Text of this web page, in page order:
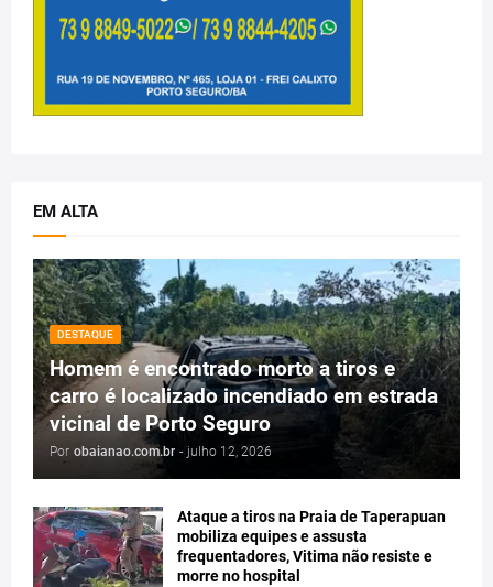
EM ALTA
DESTAQUE
Homem é encontrado morto a tiros e
carro é localizado incendiado em estrada
vicinal de Porto Seguro
Por obaianao.com.br - julho 12, 2026
Ataque a tiros na Praia de Taperapuan
mobiliza equipes e assusta
frequentadores, Vitima não resiste e
morre no hospital